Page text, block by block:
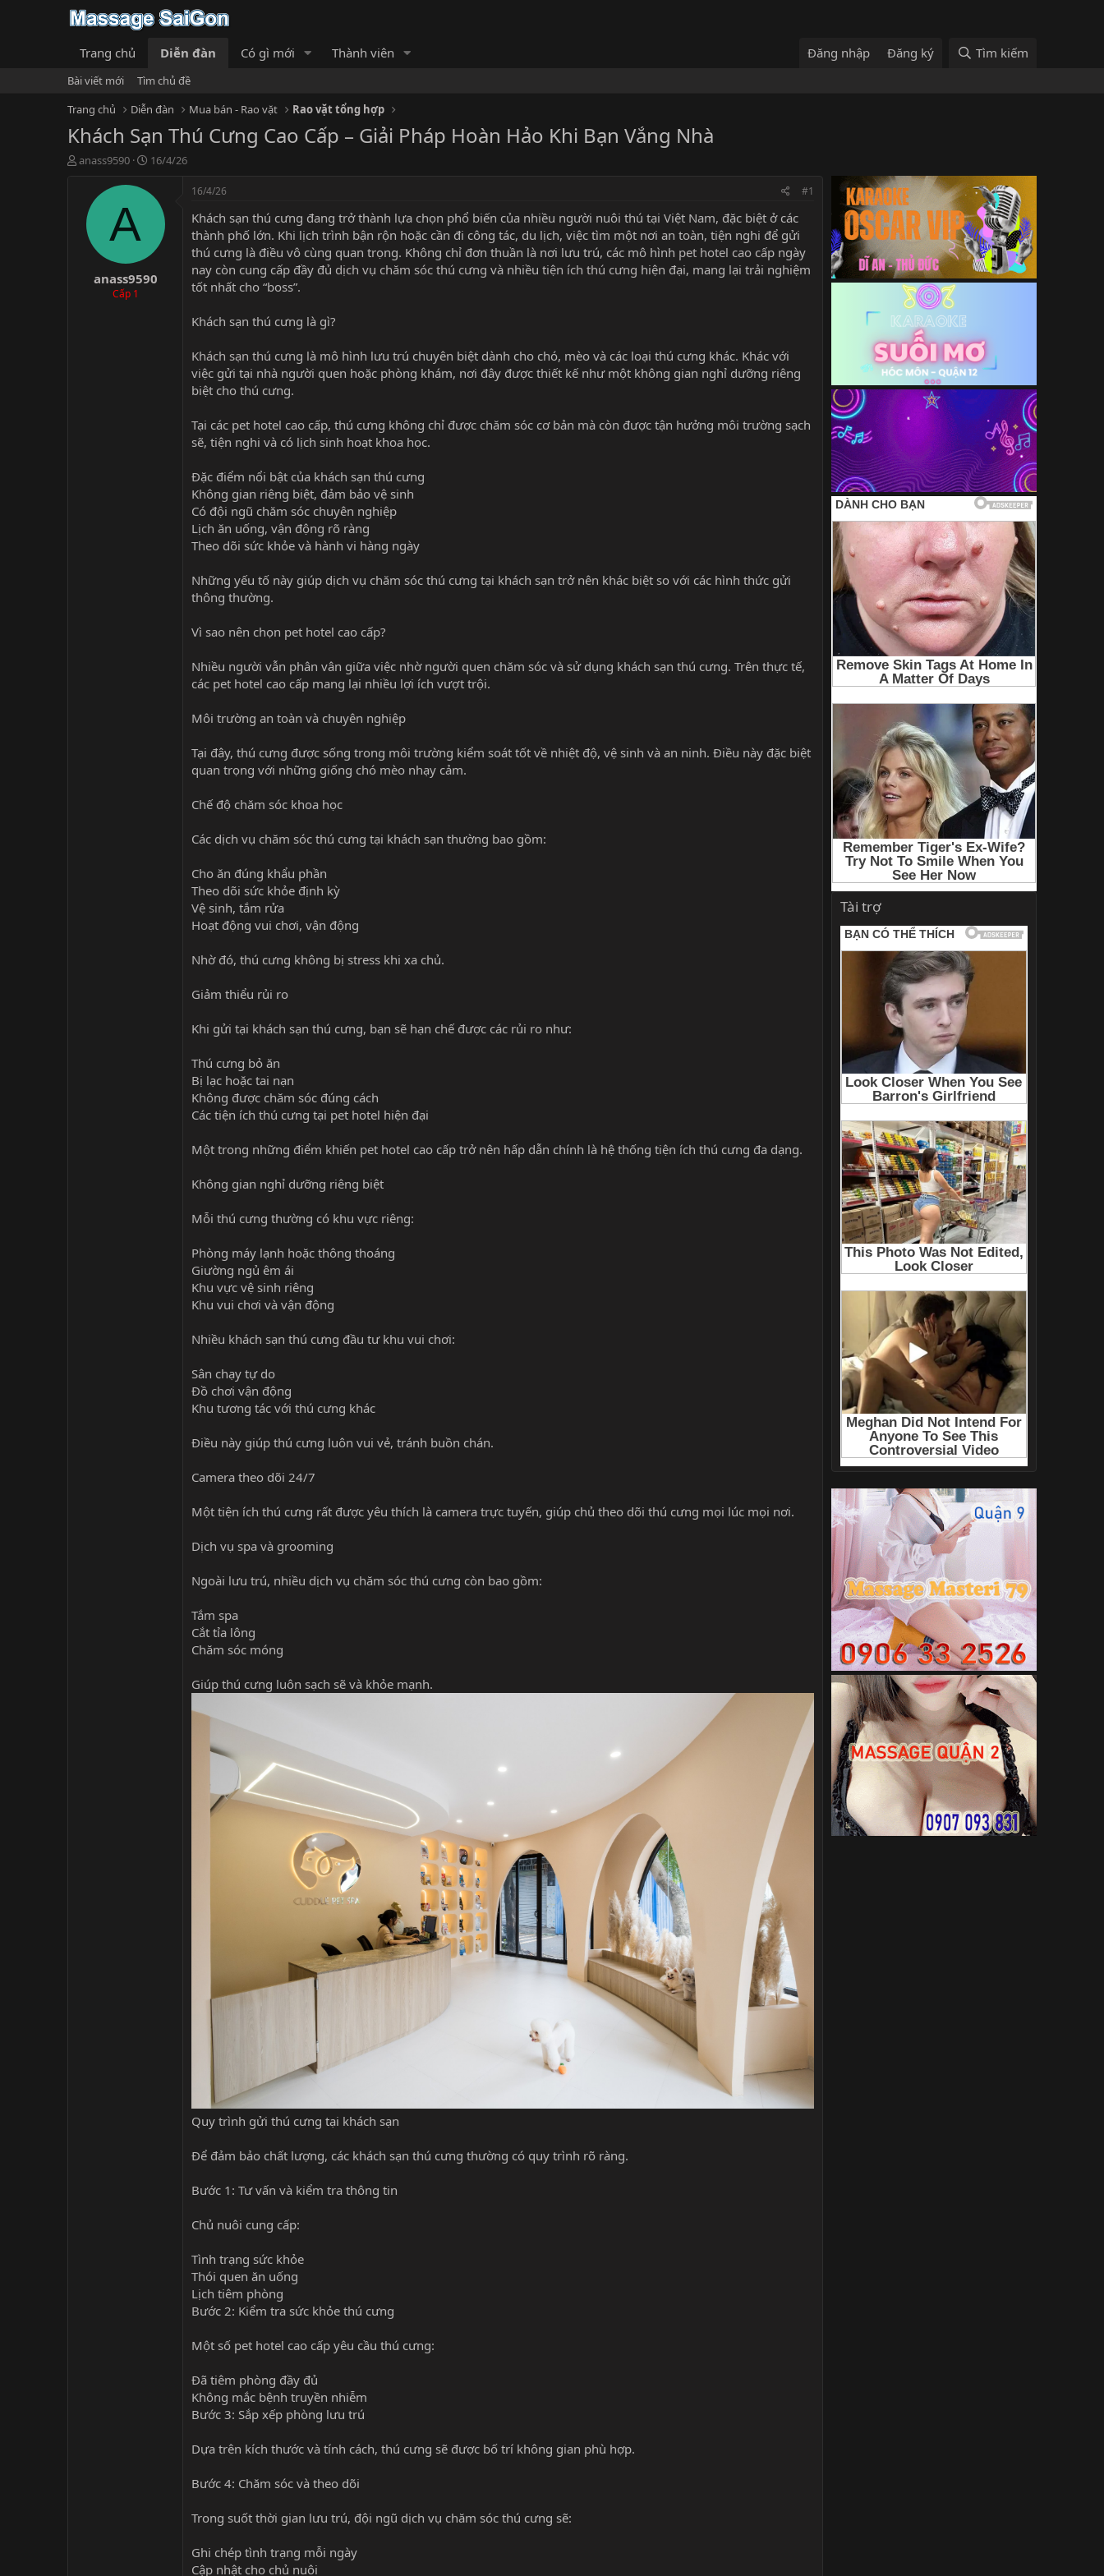
Trang chủ Diễn đàn Có gì mới Thành viên Đăng nhập Đăng ký Tìm kiếm
Bài viết mới
Tìm chủ đề
Trang chủ
Diễn đàn Mua bán - Rao vặt Rao vặt tổng hợp
Khách Sạn Thú Cưng Cao Cấp – Giải Pháp Hoàn Hảo Khi Bạn Vắng Nhà
T
anass9590
N
16/4/26
A
anass9590
Cấp 1
16/4/26 #1
Khách sạn thú cưng đang trở thành lựa chọn phổ biến của nhiều người nuôi thú tại Việt Nam, đặc biệt ở các
thành phố lớn. Khi lịch trình bận rộn hoặc cần đi công tác, du lịch, việc tìm một nơi an toàn, tiện nghi để gửi
thú cưng là điều vô cùng quan trọng. Không chỉ đơn thuần là nơi lưu trú, các mô hình pet hotel cao cấp ngày
nay còn cung cấp đầy đủ dịch vụ chăm sóc thú cưng và nhiều tiện ích thú cưng hiện đại, mang lại trải nghiệm
tốt nhất cho “boss”.
Khách sạn thú cưng là gì?
Khách sạn thú cưng là mô hình lưu trú chuyên biệt dành cho chó, mèo và các loại thú cưng khác. Khác với
việc gửi tại nhà người quen hoặc phòng khám, nơi đây được thiết kế như một không gian nghỉ dưỡng riêng
biệt cho thú cưng.
Tại các pet hotel cao cấp, thú cưng không chỉ được chăm sóc cơ bản mà còn được tận hưởng môi trường sạch
sẽ, tiện nghi và có lịch sinh hoạt khoa học.
Đặc điểm nổi bật của khách sạn thú cưng
Không gian riêng biệt, đảm bảo vệ sinh
Có đội ngũ chăm sóc chuyên nghiệp
Lịch ăn uống, vận động rõ ràng
Theo dõi sức khỏe và hành vi hàng ngày
Những yếu tố này giúp dịch vụ chăm sóc thú cưng tại khách sạn trở nên khác biệt so với các hình thức gửi
thông thường.
Vì sao nên chọn pet hotel cao cấp?
Nhiều người vẫn phân vân giữa việc nhờ người quen chăm sóc và sử dụng khách sạn thú cưng. Trên thực tế,
các pet hotel cao cấp mang lại nhiều lợi ích vượt trội.
Môi trường an toàn và chuyên nghiệp
Tại đây, thú cưng được sống trong môi trường kiểm soát tốt về nhiệt độ, vệ sinh và an ninh. Điều này đặc biệt
quan trọng với những giống chó mèo nhạy cảm.
Chế độ chăm sóc khoa học
Các dịch vụ chăm sóc thú cưng tại khách sạn thường bao gồm:
Cho ăn đúng khẩu phần
Theo dõi sức khỏe định kỳ
Vệ sinh, tắm rửa
Hoạt động vui chơi, vận động
Nhờ đó, thú cưng không bị stress khi xa chủ.
Giảm thiểu rủi ro
Khi gửi tại khách sạn thú cưng, bạn sẽ hạn chế được các rủi ro như:
Thú cưng bỏ ăn
Bị lạc hoặc tai nạn
Không được chăm sóc đúng cách
Các tiện ích thú cưng tại pet hotel hiện đại
Một trong những điểm khiến pet hotel cao cấp trở nên hấp dẫn chính là hệ thống tiện ích thú cưng đa dạng.
Không gian nghỉ dưỡng riêng biệt
Mỗi thú cưng thường có khu vực riêng:
Phòng máy lạnh hoặc thông thoáng
Giường ngủ êm ái
Khu vực vệ sinh riêng
Khu vui chơi và vận động
Nhiều khách sạn thú cưng đầu tư khu vui chơi:
Sân chạy tự do
Đồ chơi vận động
Khu tương tác với thú cưng khác
Điều này giúp thú cưng luôn vui vẻ, tránh buồn chán.
Camera theo dõi 24/7
Một tiện ích thú cưng rất được yêu thích là camera trực tuyến, giúp chủ theo dõi thú cưng mọi lúc mọi nơi.
Dịch vụ spa và grooming
Ngoài lưu trú, nhiều dịch vụ chăm sóc thú cưng còn bao gồm:
Tắm spa
Cắt tỉa lông
Chăm sóc móng
Giúp thú cưng luôn sạch sẽ và khỏe mạnh.
Quy trình gửi thú cưng tại khách sạn
Để đảm bảo chất lượng, các khách sạn thú cưng thường có quy trình rõ ràng.
Bước 1: Tư vấn và kiểm tra thông tin
Chủ nuôi cung cấp:
Tình trạng sức khỏe
Thói quen ăn uống
Lịch tiêm phòng
Bước 2: Kiểm tra sức khỏe thú cưng
Một số pet hotel cao cấp yêu cầu thú cưng:
Đã tiêm phòng đầy đủ
Không mắc bệnh truyền nhiễm
Bước 3: Sắp xếp phòng lưu trú
Dựa trên kích thước và tính cách, thú cưng sẽ được bố trí không gian phù hợp.
Bước 4: Chăm sóc và theo dõi
Trong suốt thời gian lưu trú, đội ngũ dịch vụ chăm sóc thú cưng sẽ:
Ghi chép tình trạng mỗi ngày
Cập nhật cho chủ nuôi
Tài trợ